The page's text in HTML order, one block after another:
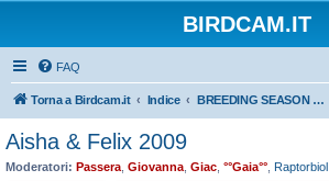
BIRDCAM.IT
FAQ
Torna a Birdcam.it Indice BREEDING SEASON 2009
Aisha & Felix 2009
Moderatori: Passera Giovanna Giac °°Gaia°° Raptorbiol